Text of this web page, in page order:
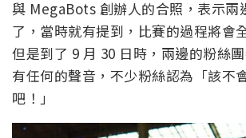
與 MegaBots 創辦人的合照，表示兩
了，當時就有提到，比賽的過程將會
但是到了 9 月 30 日時，兩邊的粉絲
有任何的聲音，不少粉絲認為「該不
吧！」